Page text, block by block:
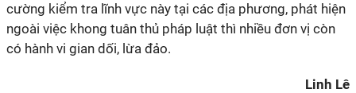
cường kiểm tra lĩnh vực này tại các địa phương, phát hiện
ngoài việc khong tuân thủ pháp luật thì nhiều đơn vị còn
có hành vi gian dối, lừa đảo.
Linh Lê